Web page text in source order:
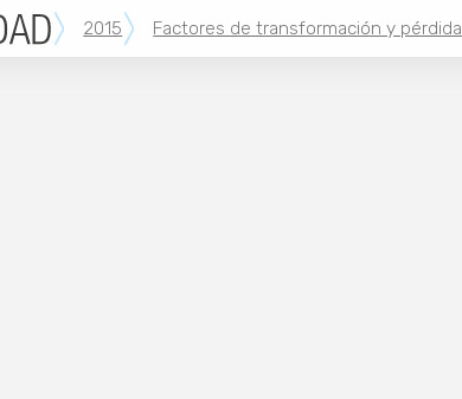
2015 Factores de transformación y